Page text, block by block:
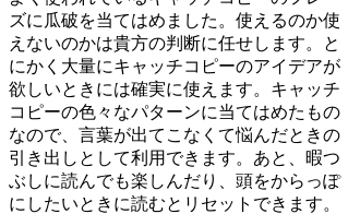
ズに瓜破を当てはめました。使えるのか使
えないのかは貴方の判断に任せします。と
にかく大量にキャッチコピーのアイデアが
欲しいときには確実に使えます。キャッチ
コピーの色々なパターンに当てはめたもの
なので、言葉が出てこなくて悩んだときの
引き出しとして利用できます。あと、暇つ
ぶしに読んでも楽しんだり、頭をからっぽ
にしたいときに読むとリセットできます。